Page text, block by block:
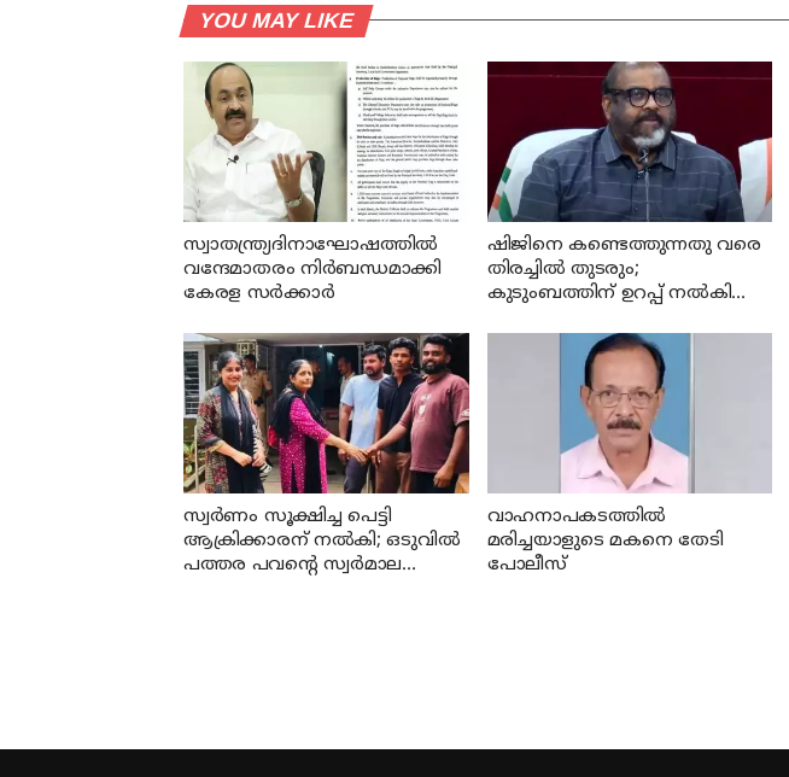
YOU MAY LIKE
സ്വാതന്ത്ര്യദിനാഘോഷത്തില്‍
വന്ദേമാതരം നിര്‍ബന്ധമാക്കി
കേരള സര്‍ക്കാര്‍
ഷിജിനെ കണ്ടെത്തുന്നതു വരെ
തിരച്ചില്‍ തുടരും;
കുടുംബത്തിന് ഉറപ്പ് നല്‍കി
സ്വര്‍ണം സൂക്ഷിച്ച പെട്ടി
ആക്രിക്കാരന് നല്‍കി; ഒടുവില്‍
പത്തര പവന്റെ സ്വര്‍മാല
വാഹനാപകടത്തില്‍
മരിച്ചയാളുടെ മകനെ തേടി
പോലീസ്